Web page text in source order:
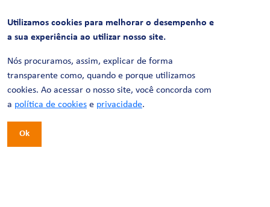
CERTIFICAÇÕES
Utilizamos cookies para melhorar o desempenho e
a sua experiência ao utilizar nosso site.
Nós procuramos, assim, explicar de forma
transparente como, quando e porque utilizamos
cookies. Ao acessar o nosso site, você concorda com
a política de cookies e privacidade.
Ok